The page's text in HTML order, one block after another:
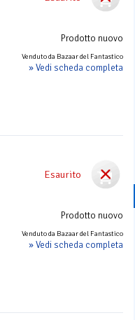
Prodotto nuovo
Venduto da Bazaar del Fantastico
» Vedi scheda completa
Esaurito
Prodotto nuovo
Venduto da Bazaar del Fantastico
» Vedi scheda completa